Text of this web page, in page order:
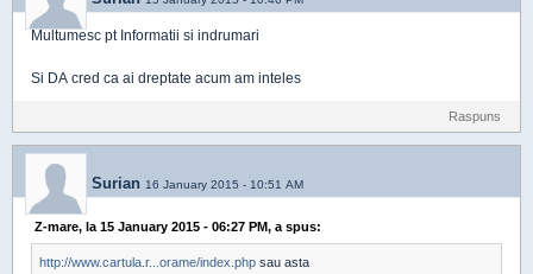
Multumesc pt Informatii si indrumari
Si DA cred ca ai dreptate acum am inteles
Raspuns
Surian 16 January 2015 - 10:51 AM
Z-mare, la 15 January 2015 - 06:27 PM, a spus:
http://www.cartula.r...orame/index.php sau asta